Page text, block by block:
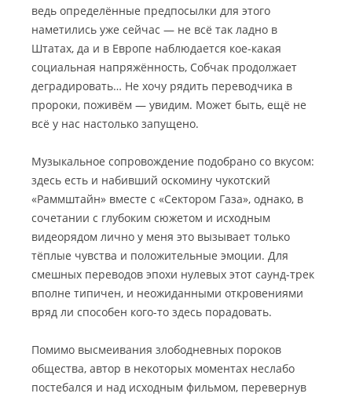
ведь определённые предпосылки для этого
наметились уже сейчас — не всё так ладно в
Штатах, да и в Европе наблюдается кое-какая
социальная напряжённость, Собчак продолжает
деградировать… Не хочу рядить переводчика в
пророки, поживём — увидим. Может быть, ещё не
всё у нас настолько запущено.
Музыкальное сопровождение подобрано со вкусом:
здесь есть и набивший оскомину чукотский
«Раммштайн» вместе с «Сектором Газа», однако, в
сочетании с глубоким сюжетом и исходным
видеорядом лично у меня это вызывает только
тёплые чувства и положительные эмоции. Для
смешных переводов эпохи нулевых этот саунд-трек
вполне типичен, и неожиданными откровениями
вряд ли способен кого-то здесь порадовать.
Помимо высмеивания злободневных пороков
общества, автор в некоторых моментах неслабо
постебался и над исходным фильмом, перевернув